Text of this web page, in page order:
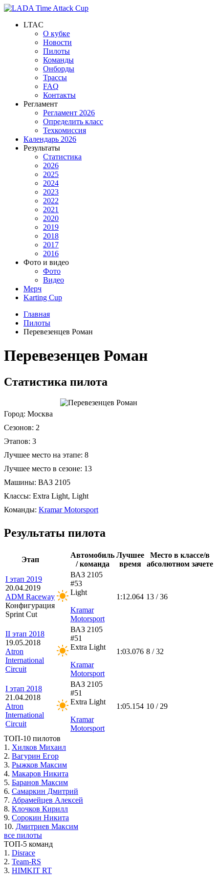
LTAC
О кубке
Новости
Пилоты
Команды
Онборды
Трассы
FAQ
Контакты
Регламент
Регламент 2026
Определить класс
Техкомиссия
Календарь 2026
Результаты
Статистика
2026
2025
2024
2023
2022
2021
2020
2019
2018
2017
2016
Фото и видео
Фото
Видео
Мерч
Karting Cup
Главная
Пилоты
Перевезенцев Роман
Перевезенцев Роман
Статистика пилота
Город: Москва
Сезонов: 2
Этапов: 3
Лучшее место на этапе: 8
Лучшее место в сезоне: 13
Машины: ВАЗ 2105
Классы: Extra Light, Light
Команды: Kramar Motorsport
Результаты пилота
Этап
Автомобиль
/ команда
Лучшее
время
Место в классе/в
абсолютном зачете
I этап 2019
20.04.2019
ADM Raceway
Конфигурация
Sprint Cut
ВАЗ 2105
#53
Light
Kramar
Motorsport
1:12.064 13 / 36
II этап 2018
19.05.2018
Atron
International
Circuit
ВАЗ 2105
#51
Extra Light
Kramar
Motorsport
1:03.076 8 / 32
I этап 2018
21.04.2018
Atron
International
Circuit
ВАЗ 2105
#51
Extra Light
Kramar
Motorsport
1:05.154 10 / 29
ТОП-10 пилотов
1. Хилков Михаил
2. Вагурин Егор
3. Рыжков Максим
4. Макаров Никита
5. Баранов Максим
6. Самаркин Дмитрий
7. Абрамейцев Алексей
8. Клочков Кирилл
9. Сорокин Никита
10. Дмитриев Максим
все пилоты
ТОП-5 команд
1. Disrace
2. Team-RS
3. HIMKIT RT